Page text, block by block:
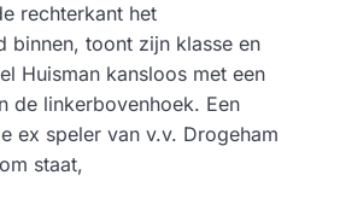
rechterkant het
binnen, toont zijn klasse en
Huisman kansloos met een
de linkerbovenhoek. Een
ex speler van v.v. Drogeham
staat,